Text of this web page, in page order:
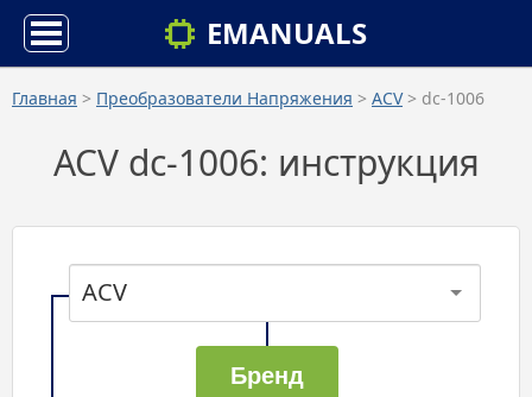
EMANUALS
Главная > Преобразователи Напряжения > ACV> dc-1006
ACV dc-1006: инструкция
ACV